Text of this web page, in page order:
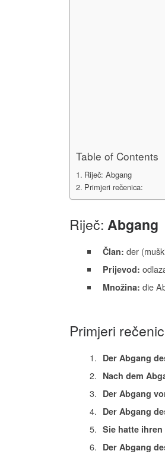
Table of Contents
Riječ: Abgang
Primjeri rečenica:
Riječ: Abgang
Član: der
Prijevod:
Množina: die
Primjeri
Der Abgang
Nach dem
Der Abgang
Der Abgang
Sie hatte
Der Abgang